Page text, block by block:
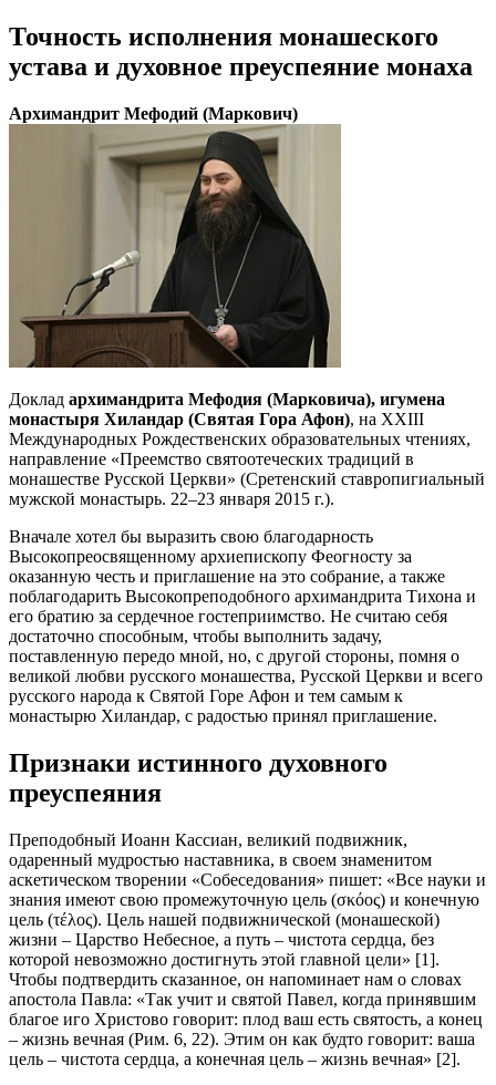
Точность исполнения монашеского
устава и духовное преуспеяние монаха
Архимандрит Мефодий (Маркович)
Доклад архимандрита Мефодия (Марковича), игумена
монастыря Хиландар (Святая Гора Афон), на XXIII
Международных Рождественских образовательных чтениях,
направление «Преемство святоотеческих традиций в
монашестве Русской Церкви» (Сретенский ставропигиальный
мужской монастырь. 22–23 января 2015 г.).
Вначале хотел бы выразить свою благодарность
Высокопреосвященному архиепископу Феогносту за
оказанную честь и приглашение на это собрание, а также
поблагодарить Высокопреподобного архимандрита Тихона и
его братию за сердечное гостеприимство. Не считаю себя
достаточно способным, чтобы выполнить задачу,
поставленную передо мной, но, с другой стороны, помня о
великой любви русского монашества, Русской Церкви и всего
русского народа к Святой Горе Афон и тем самым к
монастырю Хиландар, с радостью принял приглашение.
Признаки истинного духовного
преуспеяния
Преподобный Иоанн Кассиан, великий подвижник,
одаренный мудростью наставника, в своем знаменитом
аскетическом творении «Собеседования» пишет: «Все науки и
знания имеют свою промежуточную цель (σκόος) и конечную
цель (τέλος). Цель нашей подвижнической (монашеской)
жизни – Царство Небесное, а путь – чистота сердца, без
которой невозможно достигнуть этой главной цели» [1].
Чтобы подтвердить сказанное, он напоминает нам о словах
апостола Павла: «Так учит и святой Павел, когда принявшим
благое иго Христово говорит: плод ваш есть святость, а конец
– жизнь вечная (Рим. 6, 22). Этим он как будто говорит: ваша
цель – чистота сердца, а конечная цель – жизнь вечная» [2].